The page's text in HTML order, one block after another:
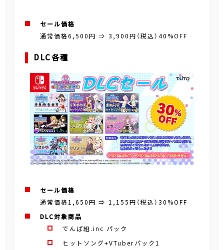
セール価格
通常価格6,500円 ⇒ 3,900円（税込）40%OFF
DLC各種
セール価格
通常価格1,650円 ⇒ 1,155円（税込）30%OFF
DLC対象商品
でんぱ組.inc パック
ヒットソング+VTuberパック1